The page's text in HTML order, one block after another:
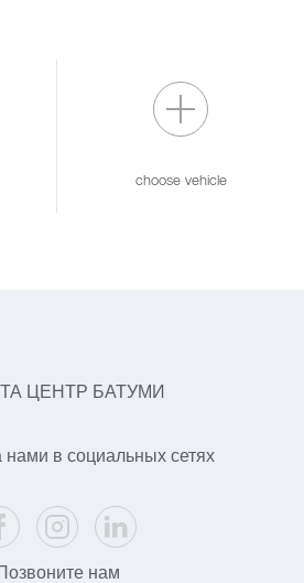
choose vehicle
ЦЕНТР БАТУМИ
нами в социальных сетях
нам